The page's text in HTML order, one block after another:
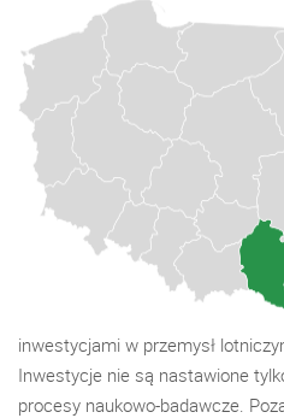
inwestycjami w przemysł
Inwestycje nie są nastawione
procesy naukowo-badawcze.